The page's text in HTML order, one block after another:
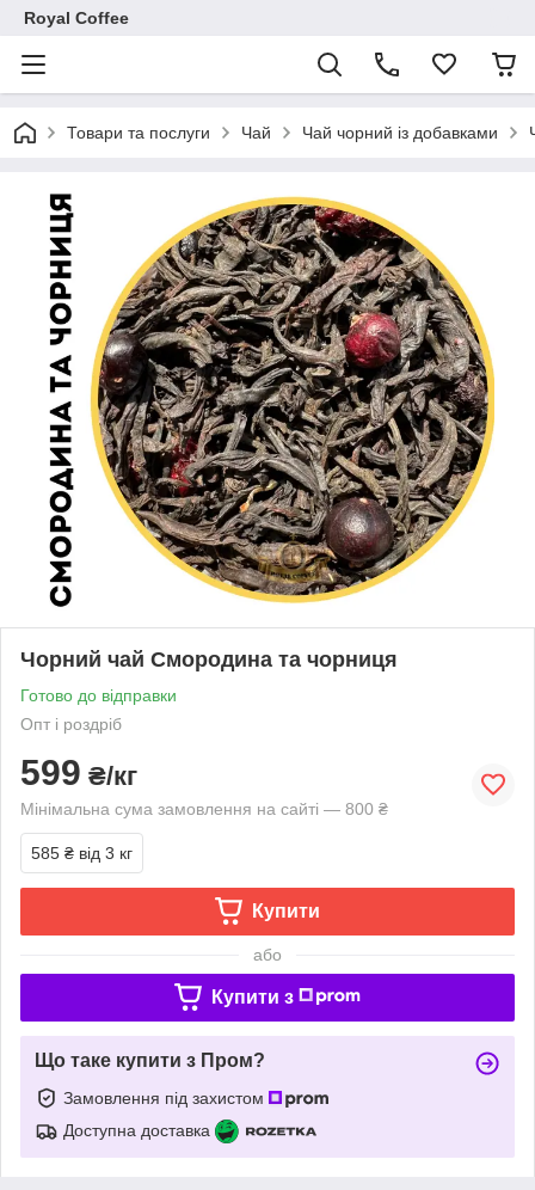
Royal Coffee
Товари та послуги Чай Чай чорний із добавками
Чорний чай Смородина та чорниця
Готово до відправки
Опт і роздріб
599 ₴/кг
Мінімальна сума замовлення на сайті — 800 ₴
585 ₴ від 3 кг
Купити
або
Купити з
Що таке купити з Пром?
Замовлення під захистом
Доступна доставка